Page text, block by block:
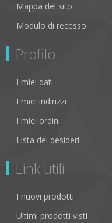
Mappa del sito
Modulo di recesso
Profilo
I miei dati
I miei indirizzi
I miei ordini
Lista dei desideri
Link utili
I nuovi prodotti
Ultimi prodotti visti